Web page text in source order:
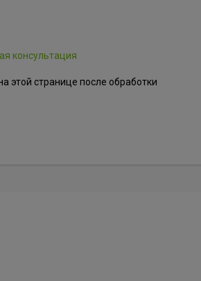
консультация
этой странице после обработки